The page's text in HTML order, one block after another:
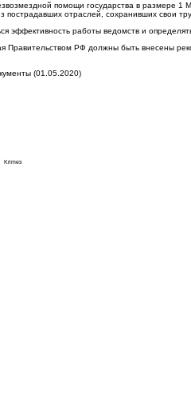
помощи государства в размере
отраслей, сохранивших свои
эффективность работы ведомств и
Правительством РФ должны быть внесены
(01.05.2020)
Krimes